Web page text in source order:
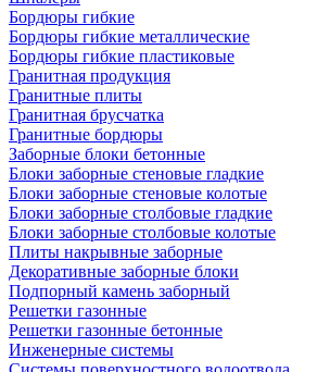
Бордюры гибкие
Бордюры гибкие металлические
Бордюры гибкие пластиковые
Гранитная продукция
Гранитные плиты
Гранитная брусчатка
Гранитные бордюры
Заборные блоки бетонные
Блоки заборные стеновые гладкие
Блоки заборные стеновые колотые
Блоки заборные столбовые гладкие
Блоки заборные столбовые колотые
Плиты накрывные заборные
Декоративные заборные блоки
Подпорный камень заборный
Решетки газонные
Решетки газонные бетонные
Инженерные системы